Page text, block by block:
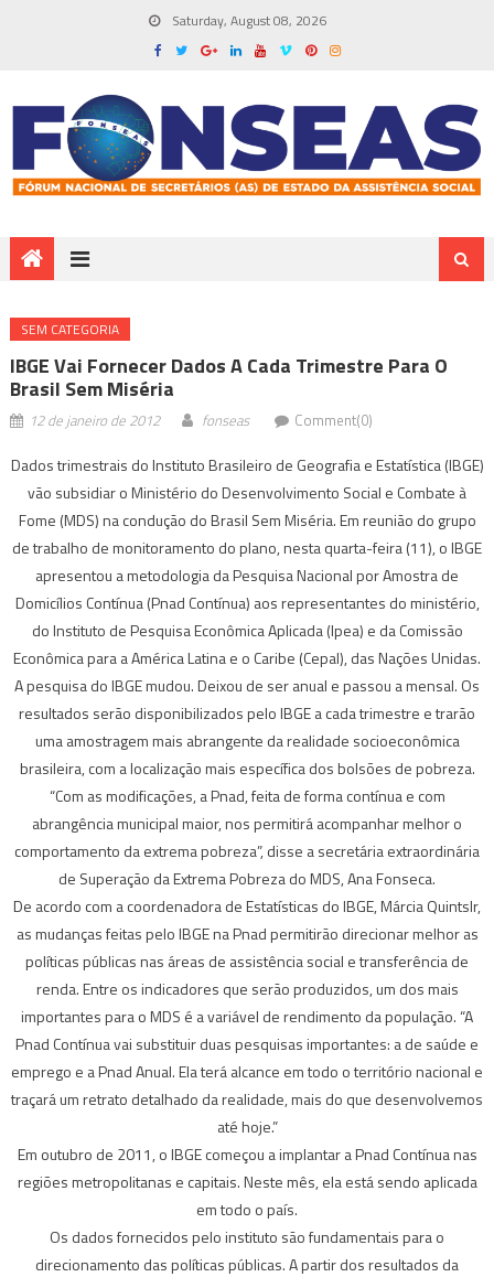
Saturday, August 08, 2026
SEM CATEGORIA
IBGE Vai Fornecer Dados A Cada Trimestre Para O
Brasil Sem Miséria
12 de janeiro de 2012 fonseas Comment(0)
Dados trimestrais do Instituto Brasileiro de Geografia e Estatística (IBGE)
vão subsidiar o Ministério do Desenvolvimento Social e Combate à
Fome (MDS) na condução do Brasil Sem Miséria. Em reunião do grupo
de trabalho de monitoramento do plano, nesta quarta-feira (11), o IBGE
apresentou a metodologia da Pesquisa Nacional por Amostra de
Domicílios Contínua (Pnad Contínua) aos representantes do ministério,
do Instituto de Pesquisa Econômica Aplicada (Ipea) e da Comissão
Econômica para a América Latina e o Caribe (Cepal), das Nações Unidas.
A pesquisa do IBGE mudou. Deixou de ser anual e passou a mensal. Os
resultados serão disponibilizados pelo IBGE a cada trimestre e trarão
uma amostragem mais abrangente da realidade socioeconômica
brasileira, com a localização mais específica dos bolsões de pobreza.
“Com as modificações, a Pnad, feita de forma contínua e com
abrangência municipal maior, nos permitirá acompanhar melhor o
comportamento da extrema pobreza”, disse a secretária extraordinária
de Superação da Extrema Pobreza do MDS, Ana Fonseca.
De acordo com a coordenadora de Estatísticas do IBGE, Márcia Quintslr,
as mudanças feitas pelo IBGE na Pnad permitirão direcionar melhor as
políticas públicas nas áreas de assistência social e transferência de
renda. Entre os indicadores que serão produzidos, um dos mais
importantes para o MDS é a variável de rendimento da população. “A
Pnad Contínua vai substituir duas pesquisas importantes: a de saúde e
emprego e a Pnad Anual. Ela terá alcance em todo o território nacional e
traçará um retrato detalhado da realidade, mais do que desenvolvemos
até hoje.”
Em outubro de 2011, o IBGE começou a implantar a Pnad Contínua nas
regiões metropolitanas e capitais. Neste mês, ela está sendo aplicada
em todo o país.
Os dados fornecidos pelo instituto são fundamentais para o
direcionamento das políticas públicas. A partir dos resultados da